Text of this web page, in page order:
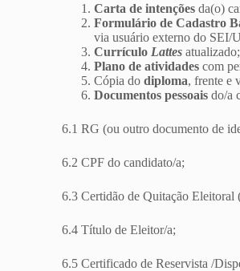
Carta de intençõesda(o)
Formulário de Cadastro
via usuário externo do SEI/
Currículo Lattes atualizado;
Plano de atividades com
Cópia dodiploma, frente e
Documentos pessoais do/a
6.1 RG (ou outro documento de
6.2 CPF do candidato/a;
6.3 Certidão de Quitação
6.4 Título de Eleitor/a;
6.5 Certificado de Reservista /